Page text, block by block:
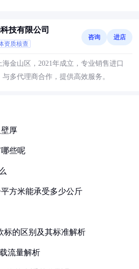
技有限公司
资质核查
咨询 进店
金山区，2021年成立，专业销售进口
多代理商合作，提供高效服务。
厚
些呢
方米能承受多少公斤
标的区别及其标准解析
流量解析